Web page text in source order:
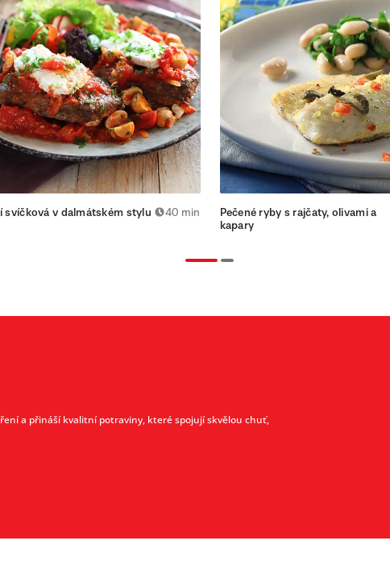
svíčková v dalmátském stylu 40 min
Pečené ryby s rajčaty, olivami a
kapary
a přináší kvalitní potraviny, které spojují skvělou chuť,